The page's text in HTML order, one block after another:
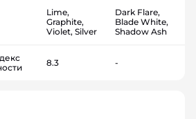
Lime,
Graphite,
Violet, Silver
Dark Flare,
Blade White,
Shadow Ash
8.3 -